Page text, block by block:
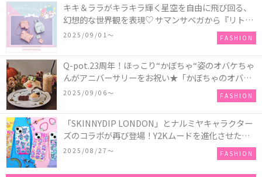
キキ＆ララがキラキラ輝く星空を自由に飛び回る、
幻想的な世界観を表現♡ サマンサベガから『リトル
ツインスターズ』50周年アニバーサリーイヤー』を
2025/09/01〜 FASHION
Q-pot.23周年！ほっこり“かぼちゃ“姿のオバケちゃ
んがアニバーサリーをお祝い★「かぼちゃのオバケ
ーキアクセサリー」が新発売！Q-pot CAFE.では
「かぼちゃのオバケーキプレート」も登場
2025/09/06〜 FASHION
「SKINNYDIP LONDON」とナルミヤキャラクター
ズのコラボが再び登場！Y2Kムードを進化させた新
作コレクションを発売♪
2025/08/27〜 FASHION